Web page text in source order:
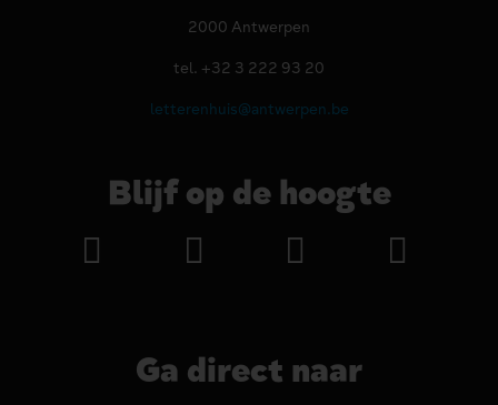
2000 Antwerpen
tel. +32 3 222 93 20
letterenhuis@antwerpen.be
Blijf op de hoogte
Ga direct naar